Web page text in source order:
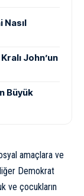
John’un
Büyük
amaçlara ve
Demokrat
ve çocukların